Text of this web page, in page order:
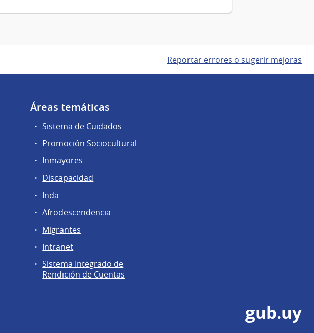
Reportar errores o sugerir mejoras
Áreas temáticas
Sistema de Cuidados
Promoción Sociocultural
Inmayores
Discapacidad
Inda
Afrodescendencia
Migrantes
Intranet
Sistema Integrado de
Rendición de Cuentas
gub.uy